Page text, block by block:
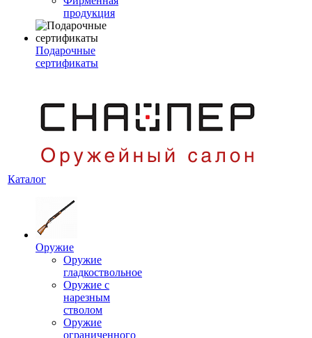
продукция
Подарочные
сертификаты
Каталог
Оружие
Оружие
гладкоствольное
Оружие с
нарезным
стволом
Оружие
ограниченного